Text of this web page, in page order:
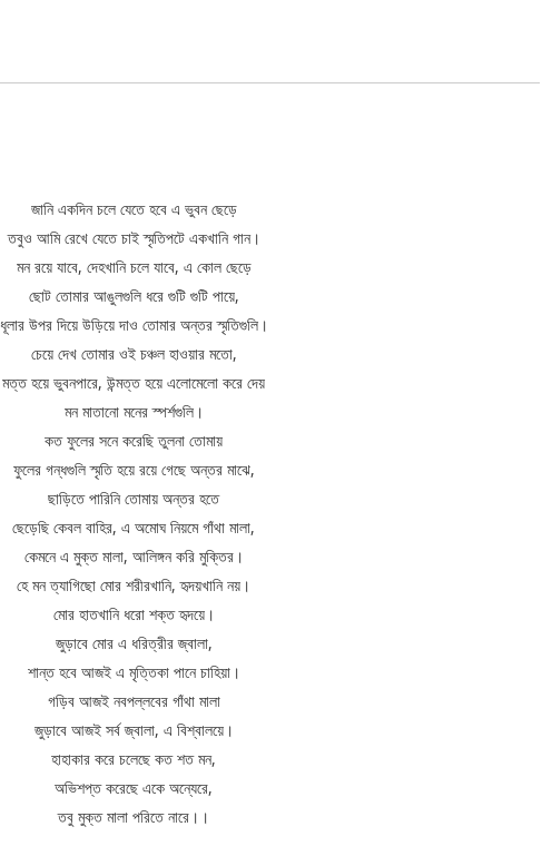
জানি একদিন চলে যেতে হবে এ ভুবন ছেড়ে
তবুও আমি রেখে যেতে চাই স্মৃতিপটে একখানি গান।
মন রয়ে যাবে, দেহখানি চলে যাবে, এ কোল ছেড়ে
ছোট তোমার আঙুলগুলি ধরে গুটি গুটি পায়ে,
ধূলার উপর দিয়ে উড়িয়ে দাও তোমার অন্তর স্মৃতিগুলি।
চেয়ে দেখ তোমার ওই চঞ্চল হাওয়ার মতো,
মত্ত হয়ে ভুবনপারে, উন্মত্ত হয়ে এলোমেলো করে দেয়
মন মাতানো মনের স্পর্শগুলি।
কত ফুলের সনে করেছি তুলনা তোমায়
ফুলের গন্ধগুলি স্মৃতি হয়ে রয়ে গেছে অন্তর মাঝে,
ছাড়িতে পারিনি তোমায় অন্তর হতে
ছেড়েছি কেবল বাহির, এ অমোঘ নিয়মে গাঁথা মালা,
কেমনে এ মুক্ত মালা, আলিঙ্গন করি মুক্তির।
হে মন ত্যাগিছো মোর শরীরখানি, হৃদয়খানি নয়।
মোর হাতখানি ধরো শক্ত হৃদয়ে।
জুড়াবে মোর এ ধরিত্রীর জ্বালা,
শান্ত হবে আজই এ মৃত্তিকা পানে চাহিয়া।
গড়িব আজই নবপল্লবের গাঁথা মালা
জুড়াবে আজই সর্ব জ্বালা, এ বিশ্বালয়ে।
হাহাকার করে চলেছে কত শত মন,
অভিশপ্ত করেছে একে অন্যেরে,
তবু মুক্ত মালা পরিতে নারে।।